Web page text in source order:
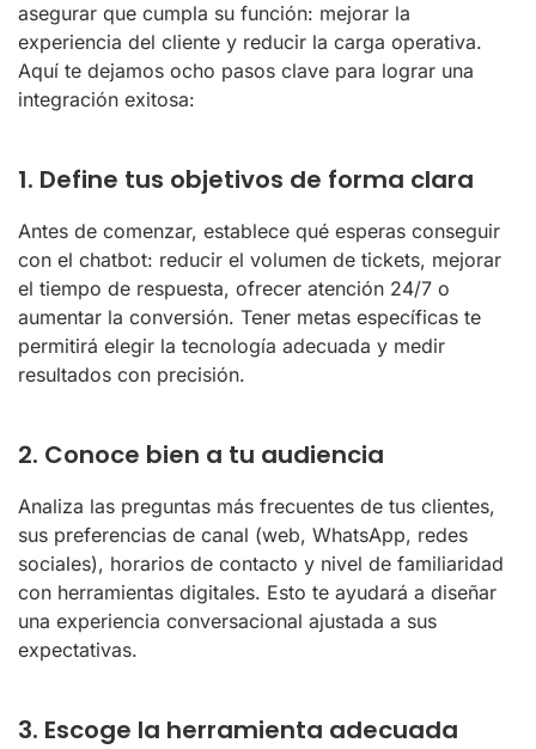
asegurar que cumpla su función: mejorar la
experiencia del cliente y reducir la carga operativa.
Aquí te dejamos ocho pasos clave para lograr una
integración exitosa:
1. Define tus objetivos de forma clara
Antes de comenzar, establece qué esperas conseguir
con el chatbot: reducir el volumen de tickets, mejorar
el tiempo de respuesta, ofrecer atención 24/7 o
aumentar la conversión. Tener metas específicas te
permitirá elegir la tecnología adecuada y medir
resultados con precisión.
2. Conoce bien a tu audiencia
Analiza las preguntas más frecuentes de tus clientes,
sus preferencias de canal (web, WhatsApp, redes
sociales), horarios de contacto y nivel de familiaridad
con herramientas digitales. Esto te ayudará a diseñar
una experiencia conversacional ajustada a sus
expectativas.
3. Escoge la herramienta adecuada